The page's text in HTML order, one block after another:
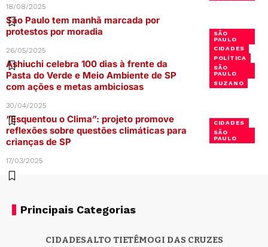
18/08/2025
SÃO
PAULO
São Paulo tem manhã marcada por
protestos por moradia
26/05/2025
CIDADES
POLÍTICA
SÃO
PAULO
SUZANO
Ashiuchi celebra 100 dias à frente da
Pasta do Verde e Meio Ambiente de SP
com ações e metas ambiciosas
30/04/2025
CIDADES
SÃO
PAULO
“Esquentou o Clima”: projeto promove
reflexões sobre questões climáticas para
crianças de SP
17/03/2025
Principais Categorias
CIDADESALTO TIETÊMOGI DAS CRUZES